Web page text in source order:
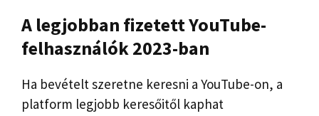
A legjobban fizetett YouTube-
felhasználók 2023-ban
Ha bevételt szeretne keresni a YouTube-on, a
platform legjobb keresőitől kaphat